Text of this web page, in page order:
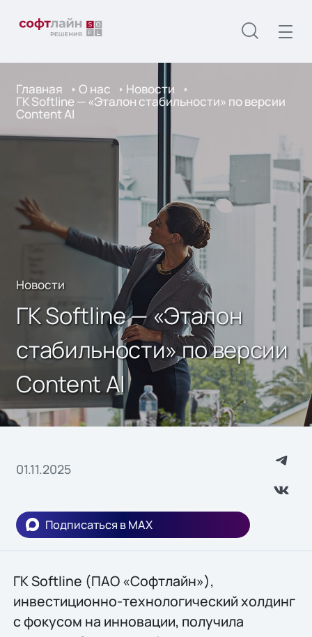
Главная О нас Новости
ГК Softline — «Эталон стабильности» по версии
Content AI
Новости
ГК Softline — «Эталон
стабильности» по версии
Content AI
01.11.2025
Подписаться в MAX
ГК Softline (ПАО «Софтлайн»),
инвестиционно-технологический холдинг
с фокусом на инновации, получила